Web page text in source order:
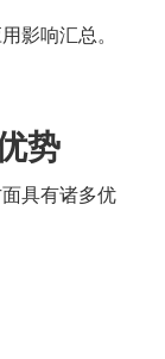
影响汇总。
势
具有诸多优